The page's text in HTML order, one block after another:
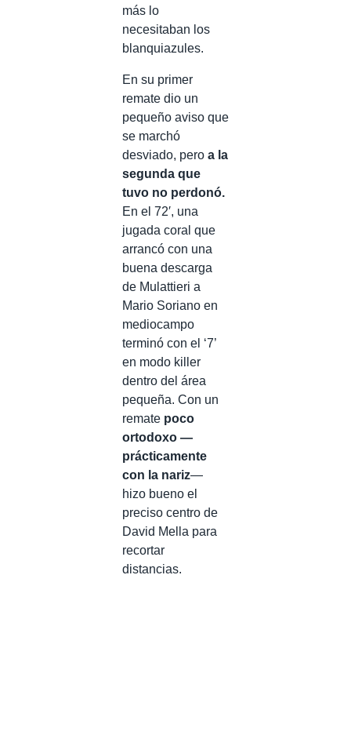
más lo
necesitaban los
blanquiazules.
En su primer
remate dio un
pequeño aviso que
se marchó
desviado, pero a la
segunda que
tuvo no perdonó.
En el 72′, una
jugada coral que
arrancó con una
buena descarga
de Mulattieri a
Mario Soriano en
mediocampo
terminó con el ‘7’
en modo killer
dentro del área
pequeña. Con un
remate poco
ortodoxo —
prácticamente
con la nariz—
hizo bueno el
preciso centro de
David Mella para
recortar
distancias.